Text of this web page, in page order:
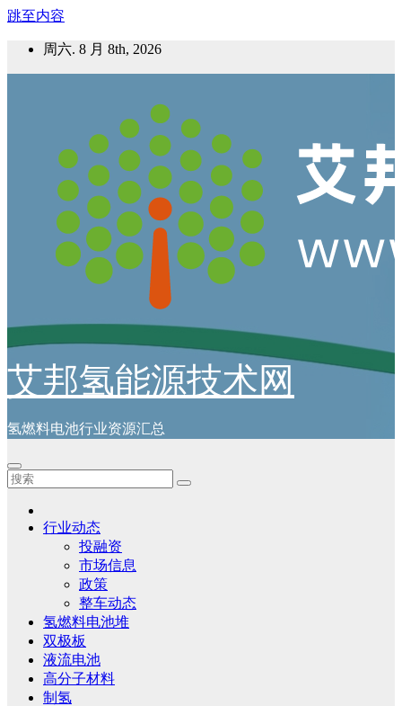
跳至内容
周六. 8 月 8th, 2026
艾邦氢能源技术网
氢燃料电池行业资源汇总
行业动态
投融资
市场信息
政策
整车动态
氢燃料电池堆
双极板
液流电池
高分子材料
制氢